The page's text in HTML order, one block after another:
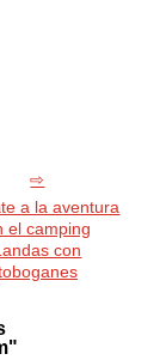
a la aventura
el camping
con